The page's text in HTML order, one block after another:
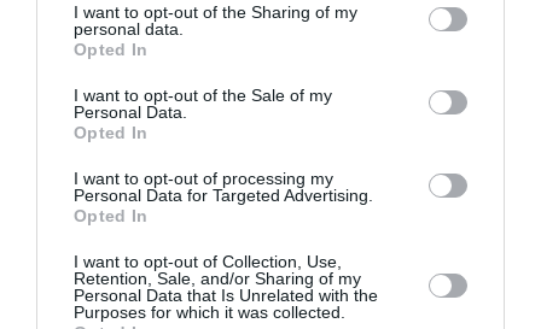
I want to opt-out of the Sharing of my
personal data.
Opted In
I want to opt-out of the Sale of my
Personal Data.
Opted In
I want to opt-out of processing my
Personal Data for Targeted Advertising.
Opted In
I want to opt-out of Collection, Use,
Retention, Sale, and/or Sharing of my
Personal Data that Is Unrelated with the
Purposes for which it was collected.
prévu. En fin de compte, si les chiffres sont ceux-là, le
coût final sera d’environ 7 milliards. Et il pourrait y avoir
une épargne d’un milliard d’euros, en raison
notamment du taux de rejet qui se situe autour de
25%. Et cette épargne devrait rester sur le social », du
moment que le revenu « est une mesure sociale ».
Quant au « Quota 100 », « c’est une mesure
absolument durable aussi parce qu’elle est pour 3 ans,